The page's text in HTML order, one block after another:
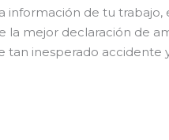
de tu trabajo,
la mejor declaración de
inesperado accidente